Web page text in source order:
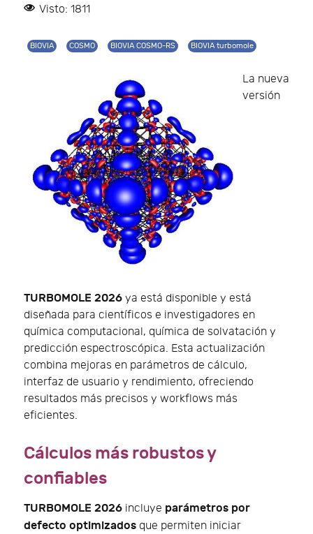
Visto: 1811
BIOVIA COSMO BIOVIA COSMO-RS BIOVIA turbomole
La nueva
versión
TURBOMOLE 2026 ya está disponible y está
diseñada para científicos e investigadores en
química computacional, química de solvatación y
predicción espectroscópica. Esta actualización
combina mejoras en parámetros de cálculo,
interfaz de usuario y rendimiento, ofreciendo
resultados más precisos y workflows más
eficientes.
Cálculos más robustos y
confiables
TURBOMOLE 2026 incluye parámetros por
defecto optimizados que permiten iniciar